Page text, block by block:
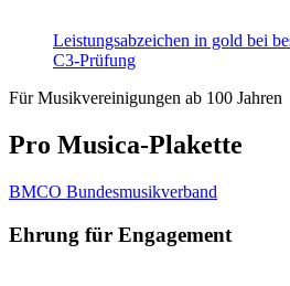
Leistungsabzeichen in gold bei
C3-Prüfung
Für Musikvereinigungen ab 100 Jahren
Pro Musica-Plakette
BMCO Bundesmusikverband
Ehrung für Engagement